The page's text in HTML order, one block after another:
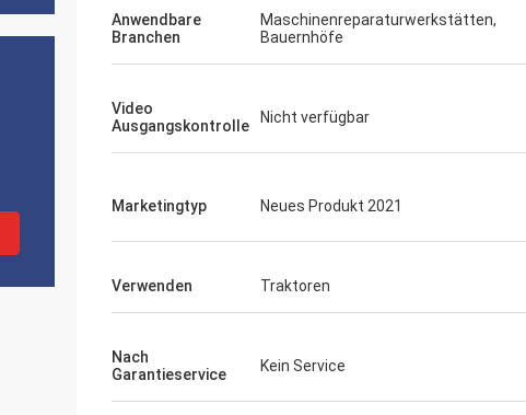
Anwendbare
Branchen
Maschinenreparaturwerkstätten,
Bauernhöfe
Video
Ausgangskontrolle
Nicht verfügbar
Marketingtyp Neues Produkt 2021
Verwenden Traktoren
Nach
Garantieservice
Kein Service